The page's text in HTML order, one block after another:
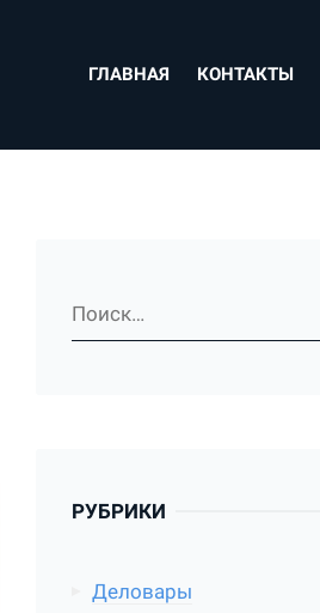
ГЛАВНАЯ КОНТАКТЫ
РУБРИКИ
Деловары